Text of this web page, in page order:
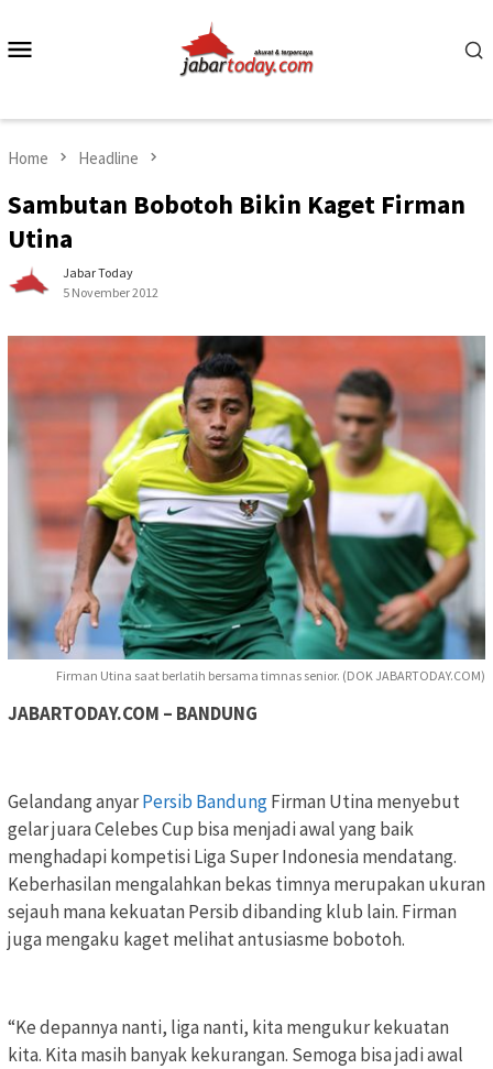
content
Home Headline
Sambutan Bobotoh Bikin Kaget Firman
Utina
Jabar Today
5 November 2012
Firman Utina saat berlatih bersama timnas senior. (DOK JABARTODAY.COM)
JABARTODAY.COM – BANDUNG
Gelandang anyarPersib BandungFirman Utina menyebut
gelar juara Celebes Cup bisa menjadi awal yang baik
menghadapi kompetisi Liga Super Indonesia mendatang.
Keberhasilan mengalahkan bekas timnya merupakan ukuran
sejauh mana kekuatan Persib dibanding klub lain. Firman
juga mengaku kaget melihat antusiasme bobotoh.
“Ke depannya nanti, liga nanti, kita mengukur kekuatan
kita. Kita masih banyak kekurangan. Semoga bisa jadi awal